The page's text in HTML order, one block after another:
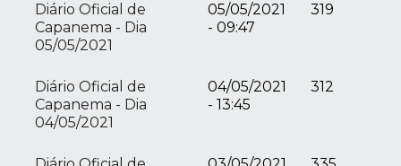
Diário Oficial de
Capanema - Dia
05/05/2021
05/05/2021
- 09:47
319
Diário Oficial de
Capanema - Dia
04/05/2021
04/05/2021
- 13:45
312